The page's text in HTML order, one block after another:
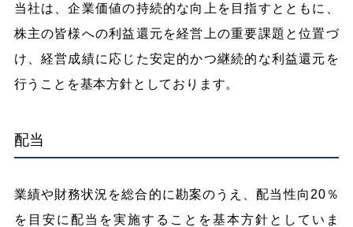
当社は、企業価値の持続的な向上を目指すとともに、
株主の皆様への利益還元を経営上の重要課題と位置づ
け、経営成績に応じた安定的かつ継続的な利益還元を
行うことを基本方針としております。
配当
業績や財務状況を総合的に勘案のうえ、配当性向20％
を目安に配当を実施することを基本方針としていま